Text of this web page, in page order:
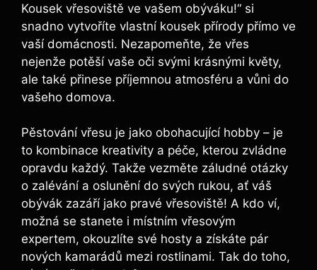
Kousek vřesoviště ve vašem obýváku!“ si
snadno vytvoříte vlastní kousek přírody přímo ve
vaší domácnosti. Nezapomeňte, že vřes
nejenže potěší vaše oči svými krásnými květy,
ale také přinese příjemnou atmosféru a vůni do
vašeho domova.
Pěstování vřesu je jako obohacující hobby – je
to kombinace kreativity a péče, kterou zvládne
opravdu každý. Takže vezměte záludné otázky
o zalévání a oslunění do svých rukou, ať váš
obývák zazáří jako pravé vřesoviště! A kdo ví,
možná se stanete i místním vřesovým
expertem, okouzlíte své hosty a získáte pár
nových kamarádů mezi rostlinami. Tak do toho,